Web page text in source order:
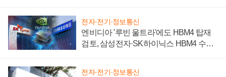
전자·전기·정보통신
엔비디아 '루빈 울트라'에도 HBM4 탑재
검토, 삼성전자·SK하이닉스 HBM4 수율
전자·전기·정보통신